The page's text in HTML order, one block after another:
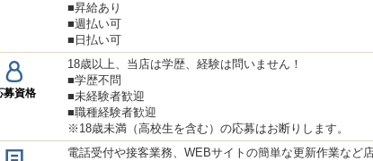
■昇給あり
■週払い可
■日払い可
募資格
18歳以上、当店は学歴、経験は問いません！
■学歴不問
■未経験者歓迎
■職種経験者歓迎
※18歳未満（高校生を含む）の応募はお断りします。
電話受付や接客業務、WEBサイトの簡単な更新作業など